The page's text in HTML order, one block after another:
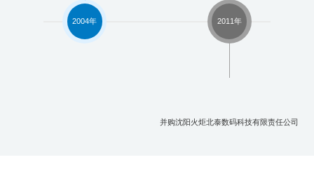
2004年 2011年
并购沈阳火炬北泰数码科技有限责任公司